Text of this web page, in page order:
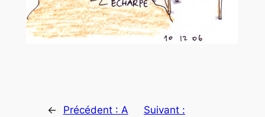
← Précédent : A
Suivant :